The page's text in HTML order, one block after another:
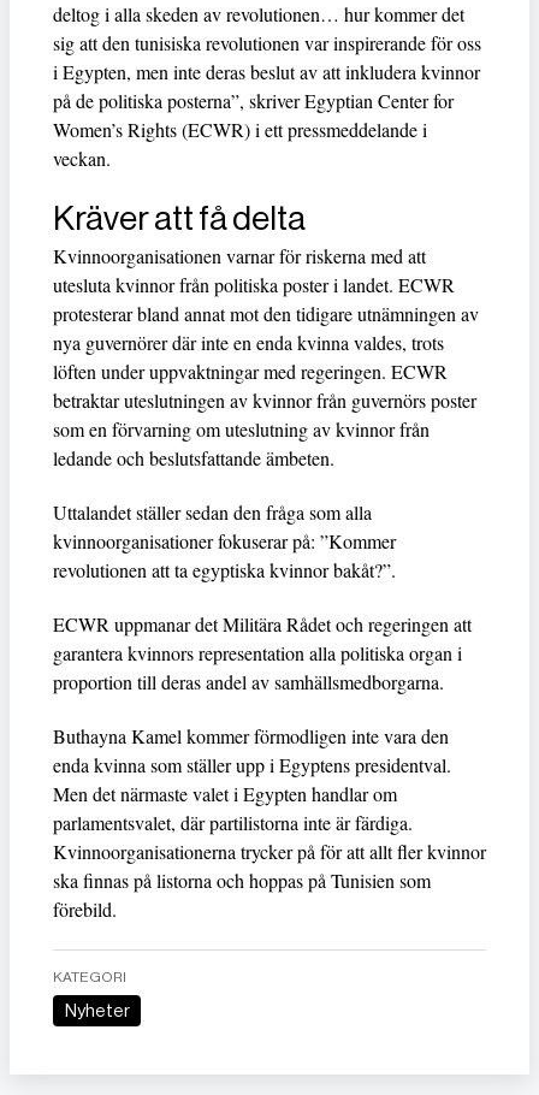
deltog i alla skeden av revolutionen… hur kommer det
sig att den tunisiska revolutionen var inspirerande för oss
i Egypten, men inte deras beslut av att inkludera kvinnor
på de politiska posterna”, skriver Egyptian Center for
Women’s Rights (ECWR) i ett pressmeddelande i
veckan.
Kräver att få delta
Kvinnoorganisationen varnar för riskerna med att
utesluta kvinnor från politiska poster i landet. ECWR
protesterar bland annat mot den tidigare utnämningen av
nya guvernörer där inte en enda kvinna valdes, trots
löften under uppvaktningar med regeringen. ECWR
betraktar uteslutningen av kvinnor från guvernörs poster
som en förvarning om uteslutning av kvinnor från
ledande och beslutsfattande ämbeten.
Uttalandet ställer sedan den fråga som alla
kvinnoorganisationer fokuserar på: ”Kommer
revolutionen att ta egyptiska kvinnor bakåt?”.
ECWR uppmanar det Militära Rådet och regeringen att
garantera kvinnors representation alla politiska organ i
proportion till deras andel av samhällsmedborgarna.
Buthayna Kamel kommer förmodligen inte vara den
enda kvinna som ställer upp i Egyptens presidentval.
Men det närmaste valet i Egypten handlar om
parlamentsvalet, där partilistorna inte är färdiga.
Kvinnoorganisationerna trycker på för att allt fler kvinnor
ska finnas på listorna och hoppas på Tunisien som
förebild.
KATEGORI
Nyheter